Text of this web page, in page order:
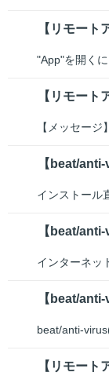
"App"を開く
【メッセー
インストール
インターネッ
【beat/
beat/anti-